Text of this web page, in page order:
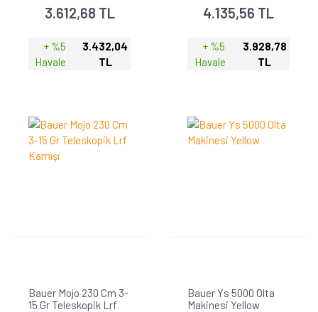
3.612,68 TL
+ %5
Havale
3.432,04
TL
4.135,56 TL
+ %5
Havale
3.928,78
TL
Bauer Mojo 230 Cm 3-
15 Gr Teleskopik Lrf
Bauer Ys 5000 Olta
Makinesi Yellow